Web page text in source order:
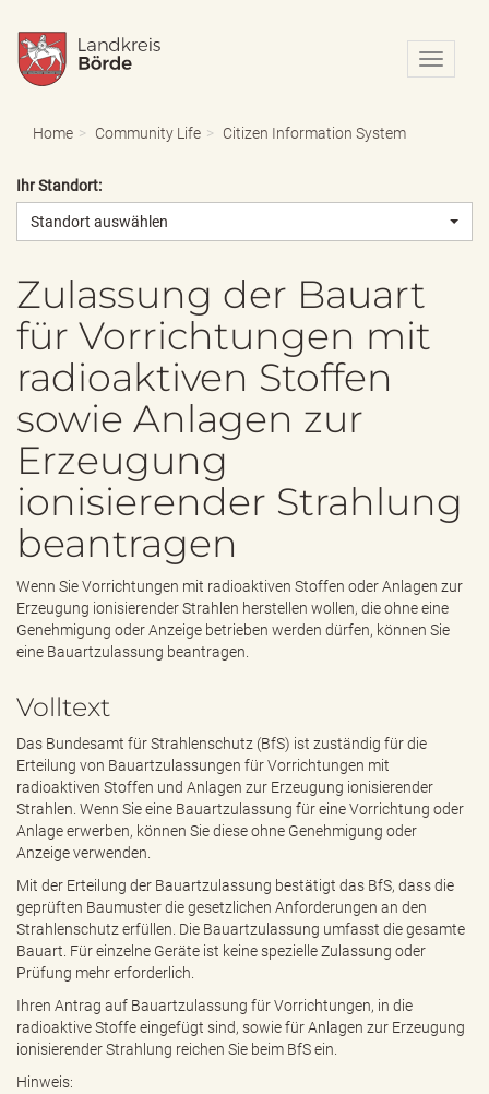
N
a
o
e
n
n
Home Community Life Citizen Information System
Ihr Standort:
Standort auswählen
Zulassung der Bauart
für Vorrichtungen mit
radioaktiven Stoffen
sowie Anlagen zur
Erzeugung
ionisierender Strahlung
beantragen
Wenn Sie Vorrichtungen mit radioaktiven Stoffen oder Anlagen zur
Erzeugung ionisierender Strahlen herstellen wollen, die ohne eine
Genehmigung oder Anzeige betrieben werden dürfen, können Sie
eine Bauartzulassung beantragen.
Volltext
Das Bundesamt für Strahlenschutz (BfS) ist zuständig für die
Erteilung von Bauartzulassungen für Vorrichtungen mit
radioaktiven Stoffen und Anlagen zur Erzeugung ionisierender
Strahlen. Wenn Sie eine Bauartzulassung für eine Vorrichtung oder
Anlage erwerben, können Sie diese ohne Genehmigung oder
Anzeige verwenden.
Mit der Erteilung der Bauartzulassung bestätigt das BfS, dass die
geprüften Baumuster die gesetzlichen Anforderungen an den
Strahlenschutz erfüllen. Die Bauartzulassung umfasst die gesamte
Bauart. Für einzelne Geräte ist keine spezielle Zulassung oder
Prüfung mehr erforderlich.
Ihren Antrag auf Bauartzulassung für Vorrichtungen, in die
radioaktive Stoffe eingefügt sind, sowie für Anlagen zur Erzeugung
ionisierender Strahlung reichen Sie beim BfS ein.
Hinweis: